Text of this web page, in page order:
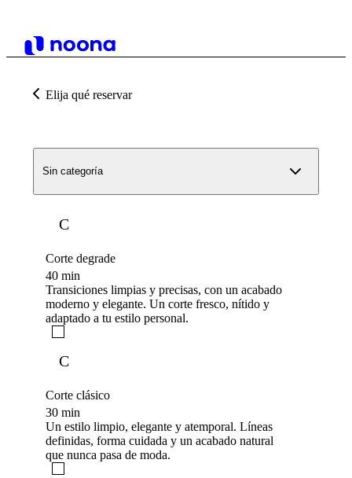
Elija qué reservar
Sin categoría
C
Corte degrade
40 min
Transiciones limpias y precisas, con un acabado
moderno y elegante. Un corte fresco, nítido y
adaptado a tu estilo personal.
C
Corte clásico
30 min
Un estilo limpio, elegante y atemporal. Líneas
definidas, forma cuidada y un acabado natural
que nunca pasa de moda.